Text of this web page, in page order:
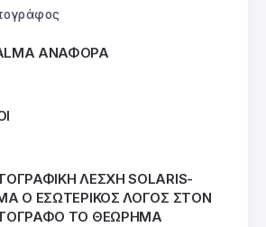
ΑΝΑΦΟΡΑ
ΛΕΣΧΗ SOLARIS-
Ο ΕΣΩΤΕΡΙΚΟΣ ΛΟΓΟΣ ΣΤΟΝ
ΤΟ ΘΕΩΡΗΜΑ